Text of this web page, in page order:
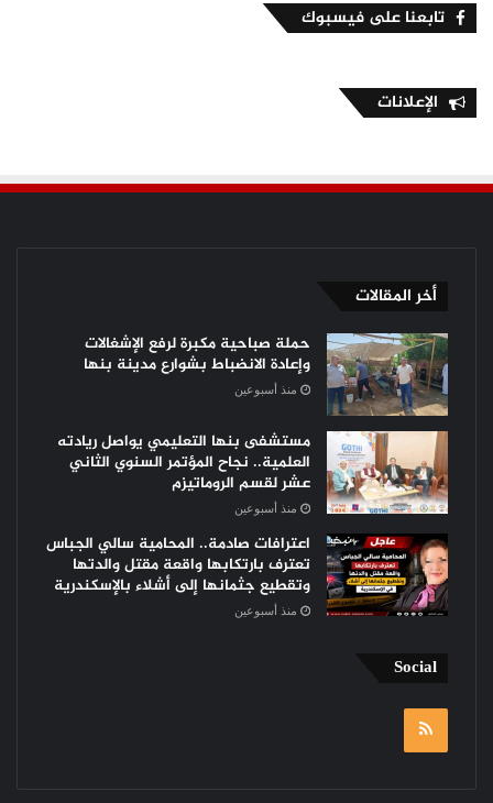
تابعنا على فيسبوك
الإعلانات
أخر المقالات
حملة صباحية مكبرة لرفع الإشغالات
وإعادة الانضباط بشوارع مدينة بنها
منذ أسبوعين
مستشفى بنها التعليمي يواصل ريادته
العلمية.. نجاح المؤتمر السنوي الثاني
عشر لقسم الروماتيزم
منذ أسبوعين
اعترافات صادمة.. المحامية سالي الجباس
تعترف بارتكابها واقعة مقتل والدتها
وتقطيع جثمانها إلى أشلاء بالإسكندرية
منذ أسبوعين
Social
RSS